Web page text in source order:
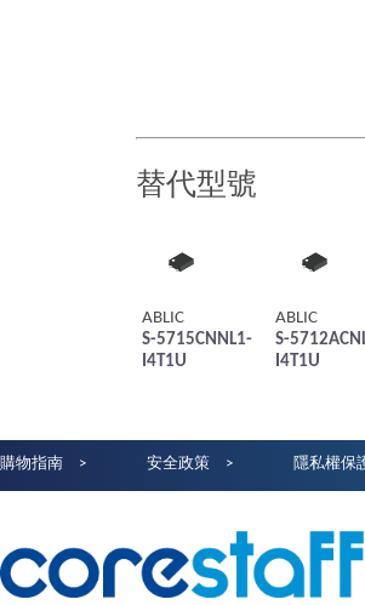
替代型號
ABLIC
S-5715CNNL1-
I4T1U
ABLIC
S-
I4T1U
購物指南 安全政策 隱私權保